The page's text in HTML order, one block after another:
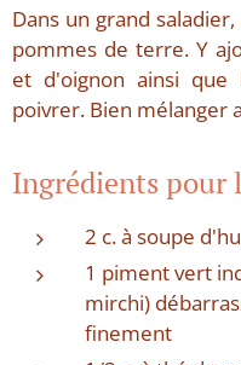
Dans un grand
pommes de terre. Y
et d'oignon ainsi que
poivrer. Bien mélanger
Ingrédients pour
2 c. à soupe
1 piment vert
mirchi)
finement